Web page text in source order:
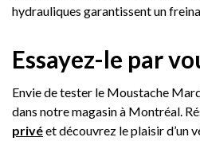
hydrauliques garantissent un
Essayez-le par
Envie de tester le Moustache
dans notre magasin à Montréal.
privéet découvrez le plaisir d’un